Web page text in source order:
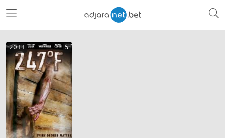
2011 5